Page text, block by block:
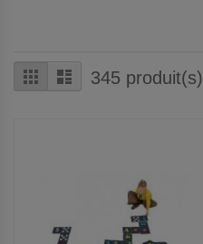
Grille Liste345 produit(s)